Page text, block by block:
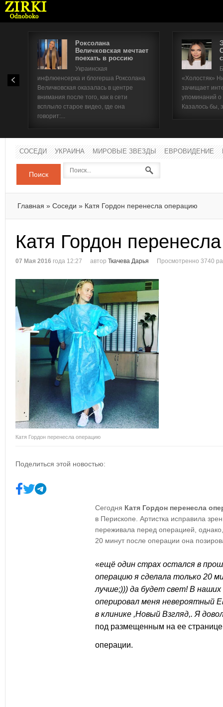
Роксолана
Величковская мечтает
поехать в россию
Украинская
инфлюенсерка и блогерша Роксолана
Величковская оказалась в центре
внимания после того, как в сети
всплыло старое видео, где она
говорит:...
«Холостяк»
зачищает
упоминаний
Казалось бы,
СОСЕДИ УКРАИНА МИРОВЫЕ ЗВЕЗДЫ ЕВРОВИДЕНИЕ
Поиск
Главная » Соседи » Катя Гордон перенесла операцию
Катя Гордон
07 Мая 2016 года 12:27 автор Ткачева Дарья Просмотренно 3740
Катя Гордон перенесла операцию
Поделиться этой новостью:
Сегодня Катя Гордон перенесла
в Перископе. Артистка исправила
переживала перед операцией,
20 минут после операции она
«ещё один страх остался в
операцию я сделала только 20
лучше;))) да будет свет! В наших
оперировал меня невероятный
в клинике ,Новый Взгляд,. Я
под размещенным на ее
операции.
Имя